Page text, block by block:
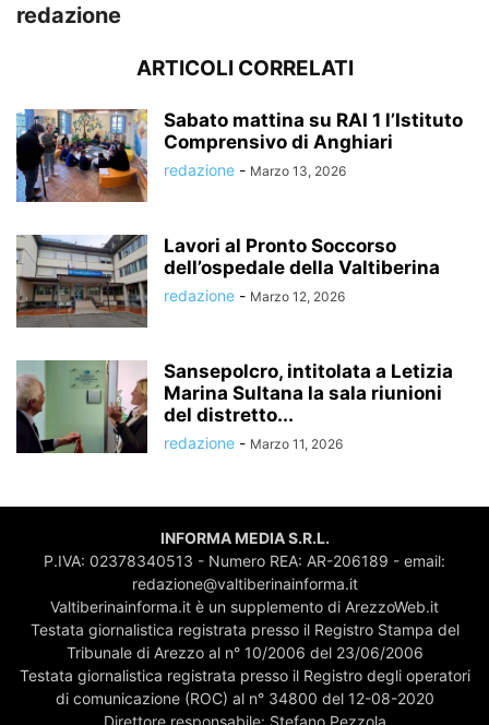
redazione
ARTICOLI CORRELATI
Sabato mattina su RAI 1 l’Istituto
Comprensivo di Anghiari
redazione - Marzo 13, 2026
Lavori al Pronto Soccorso
dell’ospedale della Valtiberina
redazione - Marzo 12, 2026
Sansepolcro, intitolata a Letizia
Marina Sultana la sala riunioni
del distretto...
redazione - Marzo 11, 2026
INFORMA MEDIA S.R.L.
P.IVA: 02378340513 - Numero REA: AR-206189 - email:
redazione@valtiberinainforma.it
Valtiberinainforma.it è un supplemento di ArezzoWeb.it
Testata giornalistica registrata presso il Registro Stampa del
Tribunale di Arezzo al n° 10/2006 del 23/06/2006
Testata giornalistica registrata presso il Registro degli operatori
di comunicazione (ROC) al n° 34800 del 12-08-2020
Direttore responsabile: Stefano Pezzola